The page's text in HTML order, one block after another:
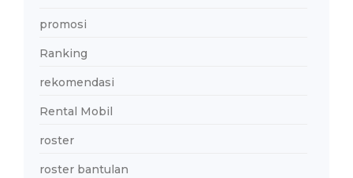
promosi
Ranking
rekomendasi
Rental Mobil
roster
roster bantulan